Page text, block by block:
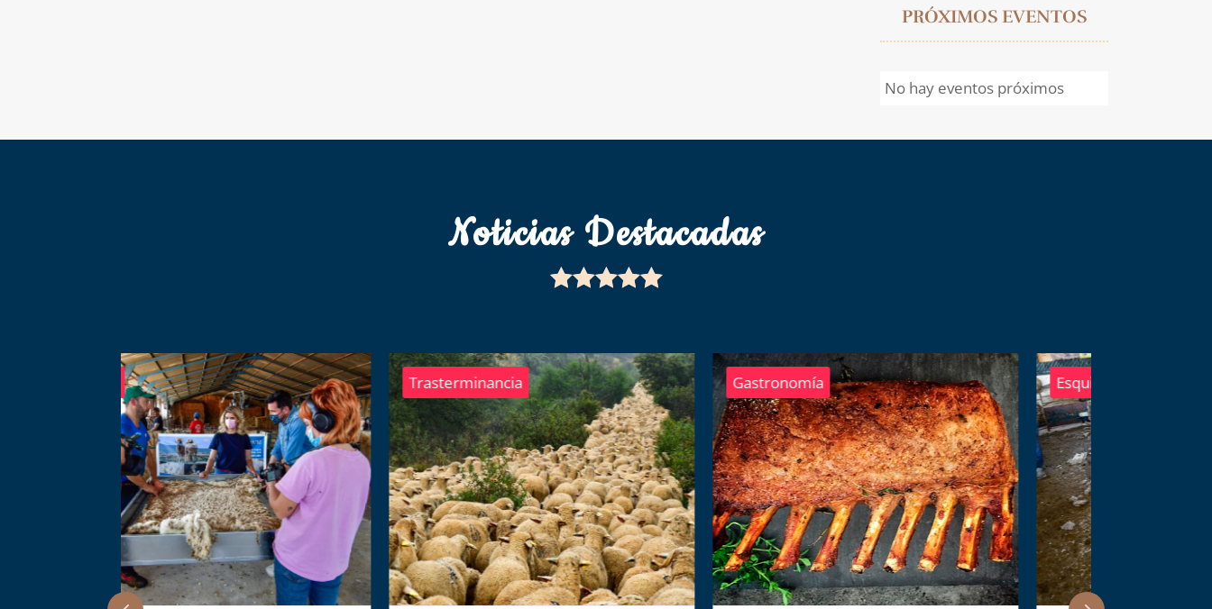
PRÓXIMOS EVENTOS
No hay eventos próximos
Noticias Destacadas

Trasterminancia Gastronomía Esquila